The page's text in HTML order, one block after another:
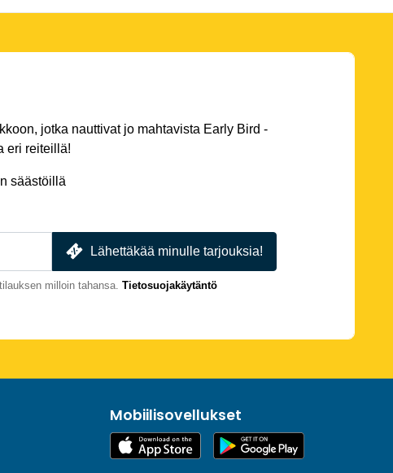
jotka nauttivat jo mahtavista Early Bird -
eri reiteillä!
säästöillä
Lähettäkää minulle tarjouksia!
milloin tahansa. Tietosuojakäytäntö
Mobiilisovellukset